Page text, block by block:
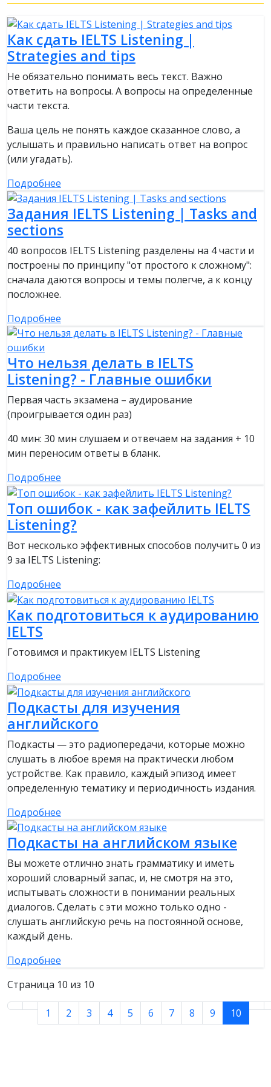
Как сдать IELTS Listening |
Strategies and tips
Не обязательно понимать весь текст. Важно
ответить на вопросы. А вопросы на определенные
части текста.
Ваша цель не понять каждое сказанное слово, а
услышать и правильно написать ответ на вопрос
(или угадать).
Подробнее
Задания IELTS Listening | Tasks and
sections
40 вопросов IELTS Listening разделены на 4 части и
построены по принципу "от простого к сложному":
сначала даются вопросы и темы полегче, а к концу
посложнее.
Подробнее
Что нельзя делать в IELTS
Listening? - Главные ошибки
Первая часть экзамена – аудирование
(проигрывается один раз)
40 мин: 30 мин слушаем и отвечаем на задания + 10
мин переносим ответы в бланк.
Подробнее
Топ ошибок - как зафейлить IELTS
Listening?
Вот несколько эффективных способов получить 0 из
9 за IELTS Listening:
Подробнее
Как подготовиться к аудированию
IELTS
Готовимся и практикуем IELTS Listening
Подробнее
Подкасты для изучения
английского
Подкасты — это радиопередачи, которые можно
слушать в любое время на практически любом
устройстве. Как правило, каждый эпизод имеет
определенную тематику и периодичность издания.
Подробнее
Подкасты на английском языке
Вы можете отлично знать грамматику и иметь
хороший словарный запас, и, не смотря на это,
испытывать сложности в понимании реальных
диалогов. Сделать с эти можно только одно -
слушать английскую речь на постоянной основе,
каждый день.
Подробнее
Страница 10 из 10
1 2 3 4 5 6 7 8 9 10